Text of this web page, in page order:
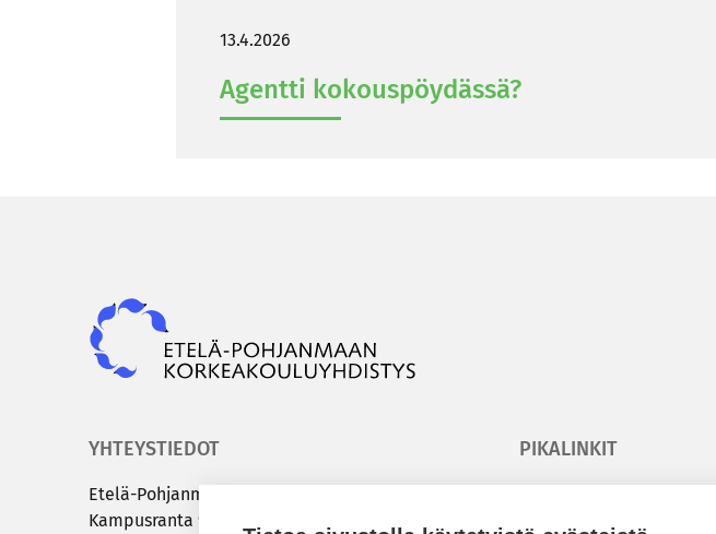
13.4.2026
Agent­ti ko­kous­pöy­däs­sä?
YHTEYSTIEDOT
Etelä-​Pohjanmaan kor­kea­kou­lu­yh­dis­tys
Kam­pus­ran­ta 9 C | 60320 Sei­nä­jo­ki
PIKALINKIT
Kesäyliopisto